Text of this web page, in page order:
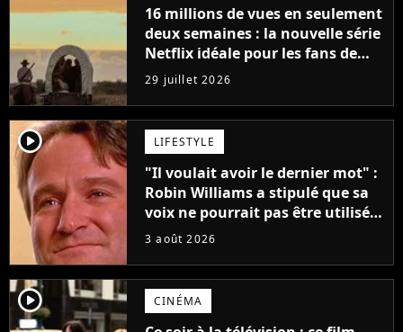
16 millions de vues en seulement
deux semaines : la nouvelle série
Netflix idéale pour les fans de
Yellowstone
29 juillet 2026
player2 LIFESTYLE
"Il voulait avoir le dernier mot" :
Robin Williams a stipulé que sa
voix ne pourrait pas être utilisée
avant 2039, pourtant Disney
inédits
3 août 2026
player2 CINÉMA